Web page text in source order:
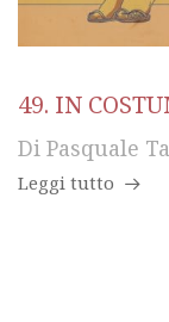
49. IN
Di Pasquale
Leggi tutto